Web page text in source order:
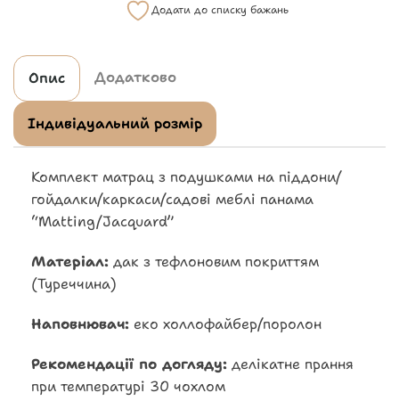
Додати до списку бажань
Опис Додатково
Індивідуальний розмір
Комплект матрац з подушками на піддони/
гойдалки/каркаси/садові меблі панама
“Matting/Jacquard”
Матеріал: дак з тефлоновим покриттям
(Туреччина)
Наповнювач: еко холлофайбер/поролон
Рекомендації по догляду: делікатне прання
при температурі 30 чохлом